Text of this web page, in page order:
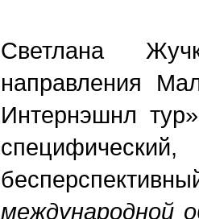
Светлана
направления
Интернэшнл
международной